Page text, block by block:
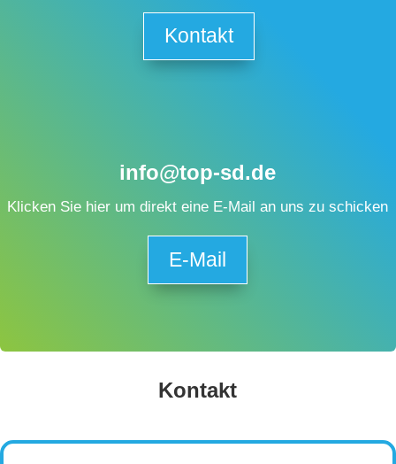
Kontakt
info@top-sd.de
Klicken Sie hier um direkt eine E-Mail an uns zu schicken
E-Mail
Kontakt